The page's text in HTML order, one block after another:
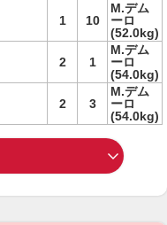
1 10
M.デム
ーロ
(52.0kg)
2 1
M.デム
ーロ
(54.0kg)
2 3
M.デム
ーロ
(54.0kg)